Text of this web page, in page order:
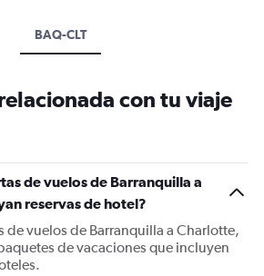
BAQ-CLT
con tu viaje
de vuelos de Barranquilla a
reservas de hotel?
de vuelos de Barranquilla a Charlotte,
de vacaciones que incluyen